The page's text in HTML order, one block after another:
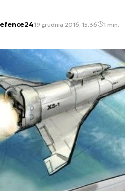
19 grudnia 2016, 15:36 1 min.